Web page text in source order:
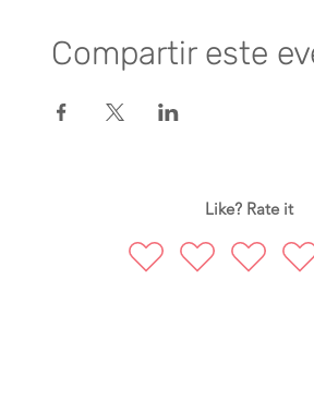
Compartir este
Like? Rate it